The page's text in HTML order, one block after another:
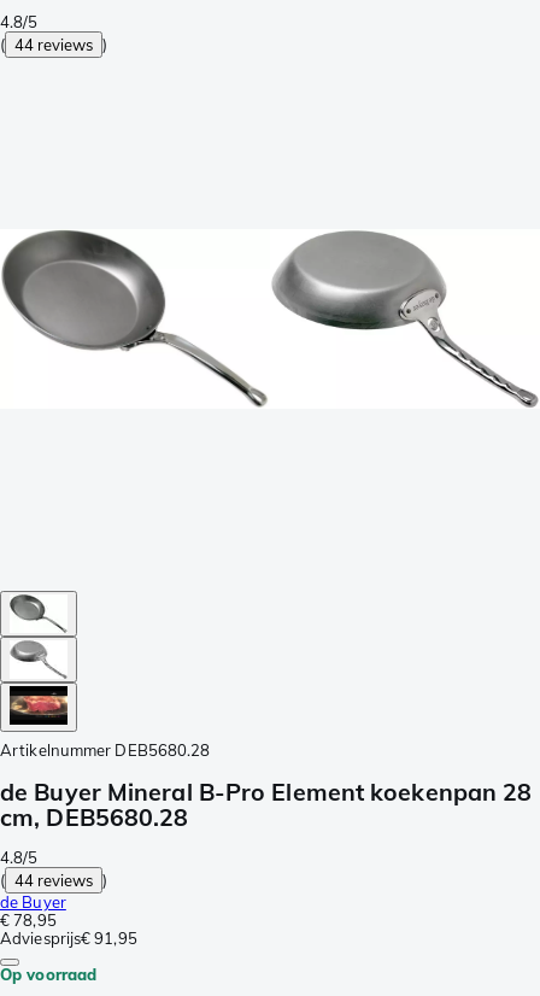
4.8/5
( 44 reviews )
Artikelnummer DEB5680.28
de Buyer Mineral B-Pro Element koekenpan 28
cm, DEB5680.28
4.8/5
( 44 reviews )
de Buyer
€ 78,95
Adviesprijs€ 91,95
Op voorraad